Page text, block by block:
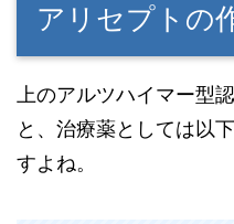
アリセプトの
上のアルツハイマー型
と、治療薬としては以
すよね。